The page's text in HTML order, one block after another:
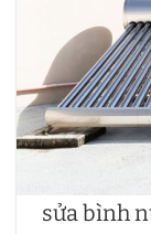
sửa bình